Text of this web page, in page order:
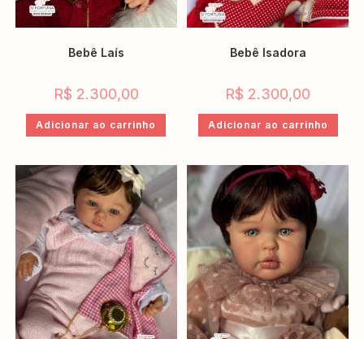
Bebê Laís
R$ 2.300,00
Adicionar ao carrinho
Bebê Isadora
R$ 2.300,00
Adicionar ao carrinho